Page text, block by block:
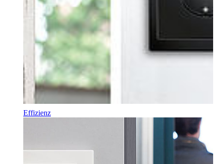
Effizienz